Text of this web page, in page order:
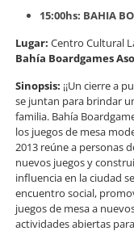
15:00hs: BAHIA
Lugar: Centro Cultural
Bahía Boardgames
Sinopsis: ¡¡Un cierre a
se juntan para brindar
familia. Bahía
los juegos de mesa
2013 reúne a personas
nuevos juegos y
influencia en la ciudad
encuentro social,
juegos de mesa a
actividades abiertas